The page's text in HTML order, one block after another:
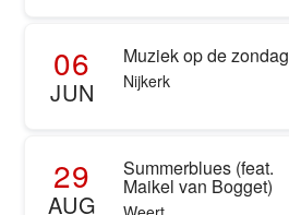
06
JUN
Muziek op de zondag
Nijkerk
29
AUG
Summerblues (feat.
Maikel van Bogget)